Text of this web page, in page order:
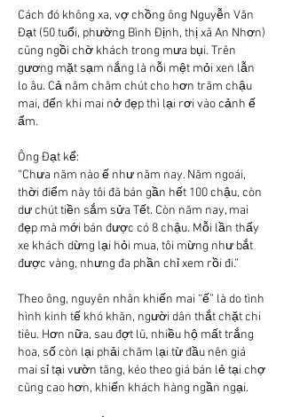
Cách đó không xa, vợ chồng ông Nguyễn Văn
Đạt (50 tuổi, phường Bình Định, thị xã An Nhơn)
cũng ngồi chờ khách trong mưa bụi. Trên
gương mặt sạm nắng là nỗi mệt mỏi xen lẫn
lo âu. Cả năm chăm chút cho hơn trăm chậu
mai, đến khi mai nở đẹp thì lại rơi vào cảnh ế
ẩm.
Ông Đạt kể:
“Chưa năm nào ế như năm nay. Năm ngoái,
thời điểm này tôi đã bán gần hết 100 chậu, còn
dư chút tiền sắm sửa Tết. Còn năm nay, mai
đẹp mà mới bán được có 8 chậu. Mỗi lần thấy
xe khách dừng lại hỏi mua, tôi mừng như bắt
được vàng, nhưng đa phần chỉ xem rồi đi.”
Theo ông, nguyên nhân khiến mai “ế” là do tình
hình kinh tế khó khăn, người dân thắt chặt chi
tiêu. Hơn nữa, sau đợt lũ, nhiều hộ mất trắng
hoa, số còn lại phải chăm lại từ đầu nên giá
mai sỉ tại vườn tăng, kéo theo giá bán lẻ tại chợ
cũng cao hơn, khiến khách hàng ngần ngại.